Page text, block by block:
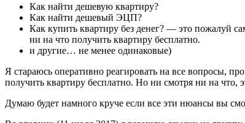
Как найти дешевую квартиру?
Как найти дешевый ЭЦП?
Как купить квартиру без денег? — это пожалуй
ни на что получить квартиру бесплатно.
и другие… не менее одинаковые)
Я стараюсь оперативно реагировать на все вопросы,
получить квартиру бесплатно. Но ни смотря ни на
Думаю будет намного круче если все эти нюансы вы